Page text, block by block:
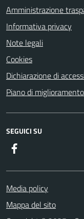
Amministrazione
Informativa privacy
Note legali
Cookies
Dichiarazione di
Piano di
SEGUICI SU
Media policy
Mappa del sito